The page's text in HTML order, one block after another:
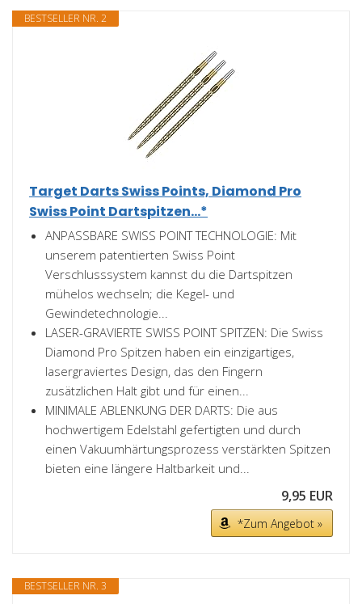
BESTSELLER NR. 2
Target Darts Swiss Points, Diamond Pro
Swiss Point Dartspitzen...*
ANPASSBARE SWISS POINT TECHNOLOGIE: Mit
unserem patentierten Swiss Point
Verschlusssystem kannst du die Dartspitzen
mühelos wechseln; die Kegel- und
Gewindetechnologie...
LASER-GRAVIERTE SWISS POINT SPITZEN: Die Swiss
Diamond Pro Spitzen haben ein einzigartiges,
lasergraviertes Design, das den Fingern
zusätzlichen Halt gibt und für einen...
MINIMALE ABLENKUNG DER DARTS: Die aus
hochwertigem Edelstahl gefertigten und durch
einen Vakuumhärtungsprozess verstärkten Spitzen
bieten eine längere Haltbarkeit und...
9,95 EUR
*Zum Angebot »
BESTSELLER NR. 3